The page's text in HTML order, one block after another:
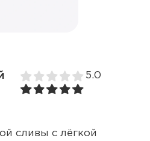
5.0
сливы с лёгкой